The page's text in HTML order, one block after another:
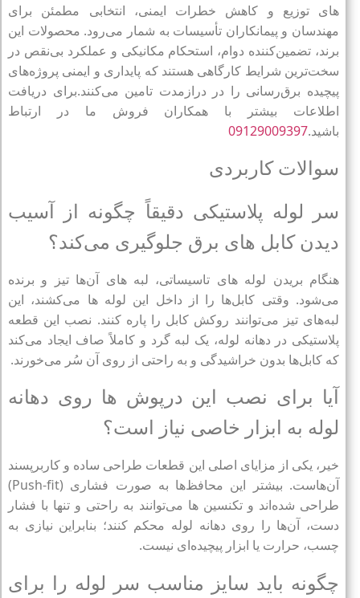
های توزیع و کاهش خطرات ایمنی، انتخابی مطمئن برای
مهندسان و پیمانکاران تأسیسات به شمار می‌رود. محصولات این
برند، تضمین‌کننده دوام، استحکام مکانیکی و عملکرد بی‌نقص در
سخت‌ترین شرایط کارگاهی هستند که پایداری و ایمنی پروژه‌های
پیچیده برق‌رسانی را در درازمدت تامین می‌کنند.برای دریافت
اطلاعات بیشتر با همکاران فروش ما در ارتباط
باشید.09129009397
سوالات کاربردی
سر لوله پلاستیکی دقیقاً چگونه از آسیب
دیدن کابل‌ های برق جلوگیری می‌کند؟
هنگام بریدن لوله‌ های تاسیساتی، لبه‌ های آن‌ها تیز و برنده
می‌شود. وقتی کابل‌ها را از داخل این لوله‌ ها می‌کشند، این
لبه‌های تیز می‌توانند روکش کابل را پاره کنند. نصب این قطعه
پلاستیکی در دهانه لوله، یک لبه گرد و کاملاً صاف ایجاد می‌کند
که کابل‌ها بدون خراشیدگی و به راحتی از روی آن سُر می‌خورند.
آیا برای نصب این درپوش‌ ها روی دهانه
لوله به ابزار خاصی نیاز است؟
خیر، یکی از مزایای اصلی این قطعات طراحی ساده و کاربرپسند
آن‌هاست. بیشتر این محافظ‌ها به صورت فشاری (Push-fit)
طراحی شده‌اند و تکنسین‌ ها می‌توانند به راحتی و تنها با فشار
دست، آن‌ها را روی دهانه لوله محکم کنند؛ بنابراین نیازی به
چسب، حرارت یا ابزار پیچیده‌ای نیست.
چگونه باید سایز مناسب سر لوله را برای